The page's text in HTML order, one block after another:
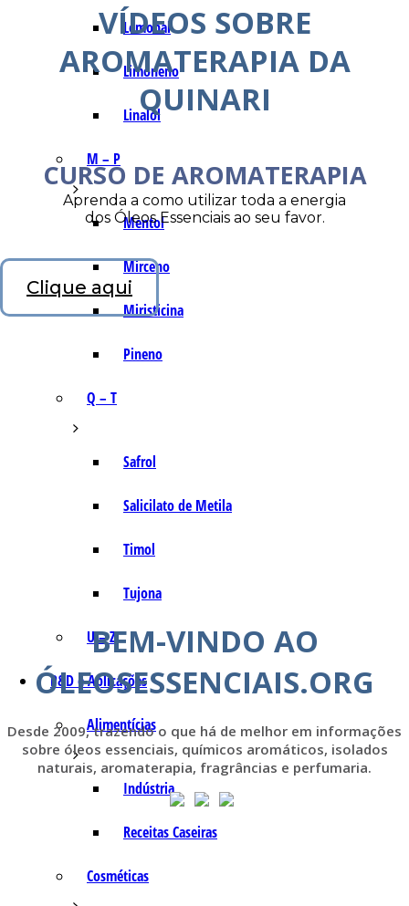
Lemonal
Limoneno
Linalol
M – P
Mentol
Mirceno
Miristicina
Pineno
Q – T
Safrol
Salicilato de Metila
Timol
Tujona
U – Z
P&D e Aplicações
Alimentícias
Indústria
Receitas Caseiras
Cosméticas
VÍDEOS SOBRE
AROMATERAPIA DA
QUINARI
CURSO DE AROMATERAPIA
Aprenda a como utilizar toda a energia
dos Óleos Essenciais ao seu favor.
Clique aqui
BEM-VINDO AO
ÓLEOSESSENCIAIS.ORG
Desde 2009, trazendo o que há de melhor em informações
sobre óleos essenciais, químicos aromáticos, isolados
naturais, aromaterapia, fragrâncias e perfumaria.